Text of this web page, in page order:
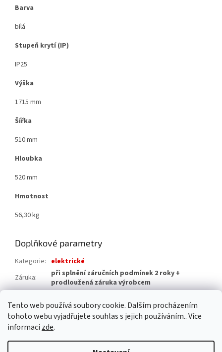
Tento web používá soubory cookie. Dalším procházením
tohoto webu vyjadřujete souhlas s jejich používáním.. Více
informacízde.
Barva
bílá
Stupeň krytí (IP)
IP25
Výška
1715 mm
Šířka
510 mm
Hloubka
520 mm
Hmotnost
56,30 kg
Doplňkové parametry
Kategorie: elektrické
Záruka:
při splnění záručních podmínek 2 roky +
prodloužená záruka výrobcem
EAN: 4017212320860